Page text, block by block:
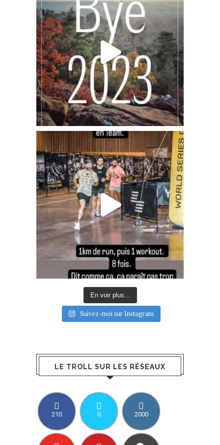
En voir plus...
Suivez-moi sur Instagram
LE TROLL SUR LES RÉSEAUX
210 0 2000